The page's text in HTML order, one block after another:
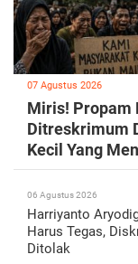
07 Agustus 2026
Miris! Propam
Ditreskrimum
Kecil Yang
06 Agustus 2026
Harriyanto
Harus Tegas,
Ditolak